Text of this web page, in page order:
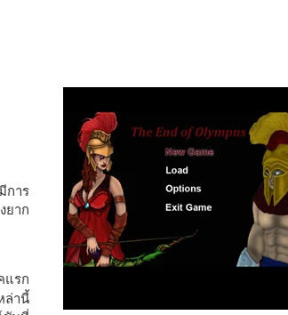
การ
ยาก
แรก
ล่านี้